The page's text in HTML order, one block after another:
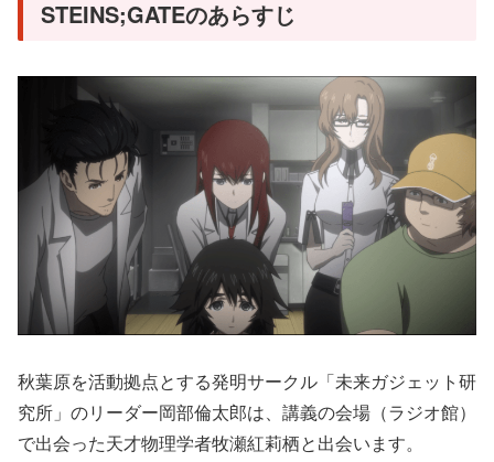
STEINS;GATEのあらすじ
秋葉原を活動拠点とする発明サークル「未来ガジェット研
究所」のリーダー岡部倫太郎は、講義の会場（ラジオ館）
で出会った天才物理学者牧瀬紅莉栖と出会います。